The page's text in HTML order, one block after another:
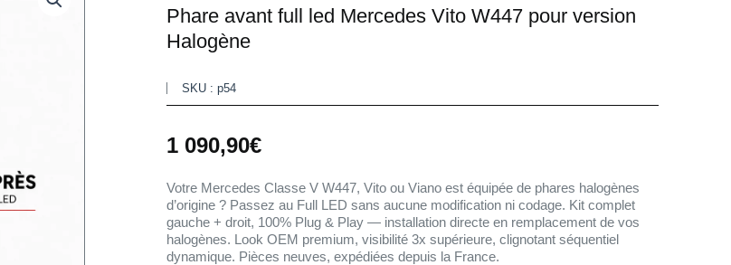
Phare avant full led Mercedes Vito W447 pour version
Halogène
SKU : p54
1 090,90€
Votre Mercedes Classe V W447, Vito ou Viano est équipée de phares halogènes
d’origine ? Passez au Full LED sans aucune modification ni codage. Kit complet
gauche + droit, 100% Plug & Play — installation directe en remplacement de vos
halogènes. Look OEM premium, visibilité 3x supérieure, clignotant séquentiel
dynamique. Pièces neuves, expédiées depuis la France.